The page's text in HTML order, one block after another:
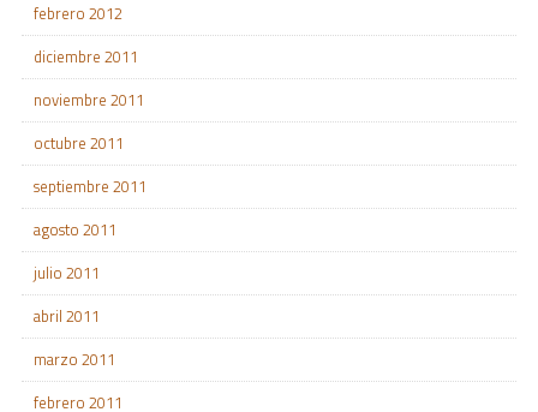
febrero 2012
diciembre 2011
noviembre 2011
octubre 2011
septiembre 2011
agosto 2011
julio 2011
abril 2011
marzo 2011
febrero 2011